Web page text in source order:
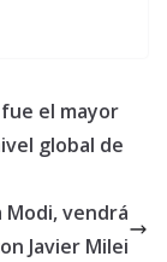
el mayor
global de
Modi, vendrá
Javier Milei